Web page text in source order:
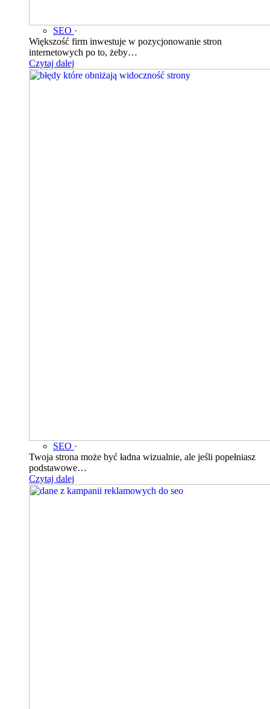
SEO ·
Większość firm inwestuje w pozycjonowanie stron
internetowych po to, żeby…
Czytaj dalej
SEO ·
Twoja strona może być ładna wizualnie, ale jeśli popełniasz
podstawowe…
Czytaj dalej